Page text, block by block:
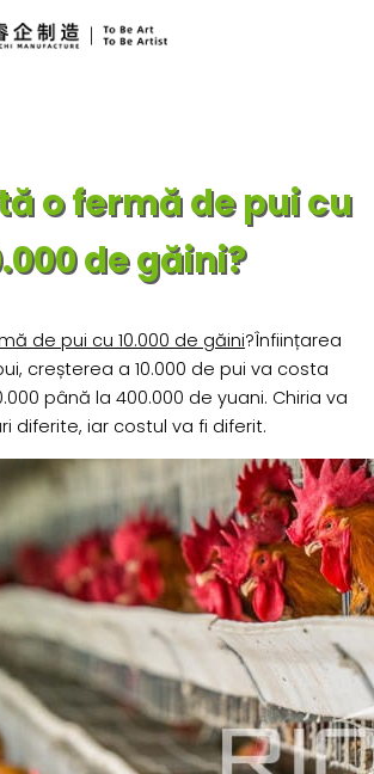
o fermă de pui cu
de găini?
de pui cu 10.000 de găini?Înființarea
creșterea a 10.000 de pui va costa
până la 400.000 de yuani. Chiria va
diferite, iar costul va fi diferit.